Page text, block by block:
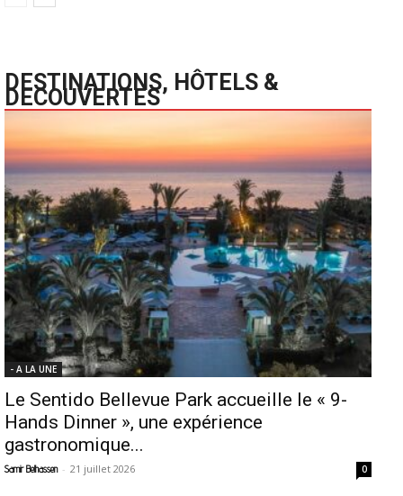
DESTINATIONS, HÔTELS &
DECOUVERTES
- A LA UNE
Le Sentido Bellevue Park accueille le « 9-
Hands Dinner », une expérience
gastronomique...
Samir Belhassen - 21 juillet 2026 0